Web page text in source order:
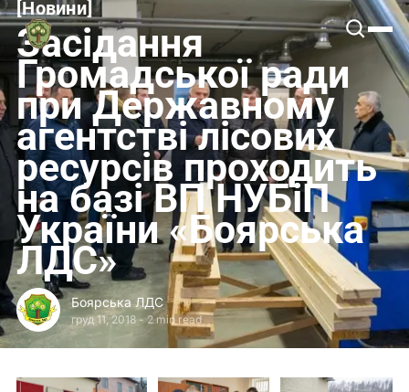
[Новини[
Засідання
Громадської ради
при Державному
агентстві лісових
ресурсів проходить
на базі ВП НУБіП
України «Боярська
ЛДС»
Боярська ЛДС
груд 11, 2018 -2 min read